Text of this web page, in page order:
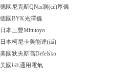
德國尼克斯QNix測(cè)厚儀
德國BYK光澤儀
日本三豐Mitutoyo
日本柯尼卡美能達(dá)
美國狄夫斯高Defelsko
美國GE通用電氣